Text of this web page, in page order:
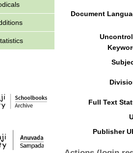
Document
Full Text
Publisher